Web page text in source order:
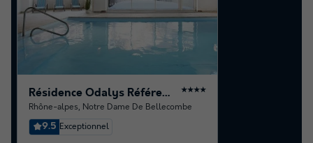
Résidence Odalys Référence Le Village ★★★★
Rhône-alpes, Notre Dame De Bellecombe
9.5 Exceptionnel